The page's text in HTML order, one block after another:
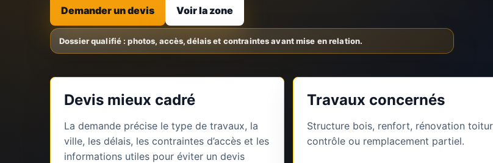
Demander un devis Voir la zone
Devis mieux cadré
La demande précise le type de travaux, la
ville, les délais, les contraintes d’accès et les
informations utiles pour éviter un devis
Travaux concernés
Structure bois, renfort, rénovation
contrôle ou remplacement partiel.